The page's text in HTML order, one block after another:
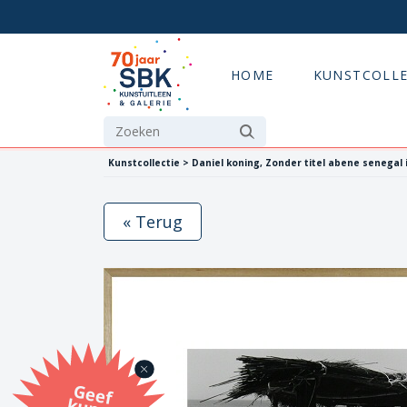
HOME
Kunstcollectie > Daniel koning, Zonder titel abene senegal i
G
eef
u
n
st
a
d
o
m
et
e SB
K
u
n
stb
o
n
« Terug